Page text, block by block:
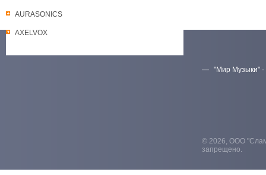
AURASONICS
AXELVOX
"Мир Музыки" -
© 2026, ООО
запрещено.